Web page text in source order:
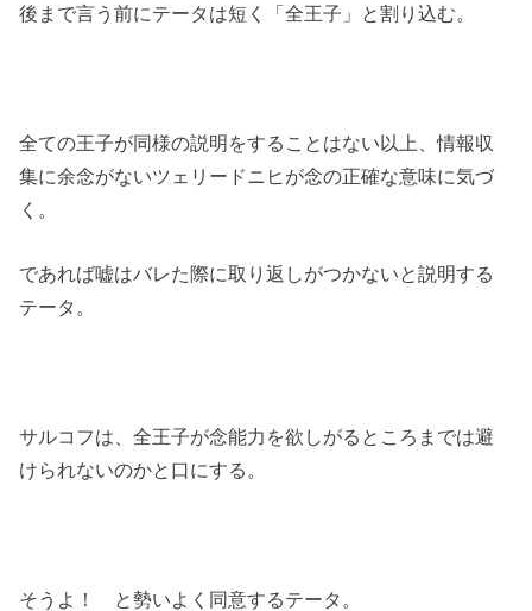
後まで言う前にテータは短く「全王子」と割り込む。
全ての王子が同様の説明をすることはない以上、情報収
集に余念がないツェリードニヒが念の正確な意味に気づ
く。
であれば嘘はバレた際に取り返しがつかないと説明する
テータ。
サルコフは、全王子が念能力を欲しがるところまでは避
けられないのかと口にする。
そうよ！ と勢いよく同意するテータ。